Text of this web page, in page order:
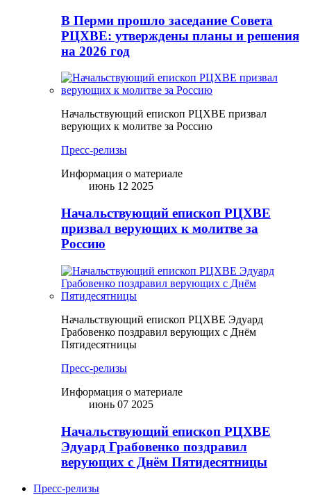
В Перми прошло заседание Совета
РЦХВЕ: утверждены планы и решения
на 2026 год
Начальствующий епископ РЦХВЕ призвал
верующих к молитве за Россию
Пресс-релизы
Информация о материале
июнь 12 2025
Начальствующий епископ РЦХВЕ
призвал верующих к молитве за
Россию
Начальствующий епископ РЦХВЕ Эдуард
Грабовенко поздравил верующих с Днём
Пятидесятницы
Пресс-релизы
Информация о материале
июнь 07 2025
Начальствующий епископ РЦХВЕ
Эдуард Грабовенко поздравил
верующих с Днём Пятидесятницы
Пресс-релизы